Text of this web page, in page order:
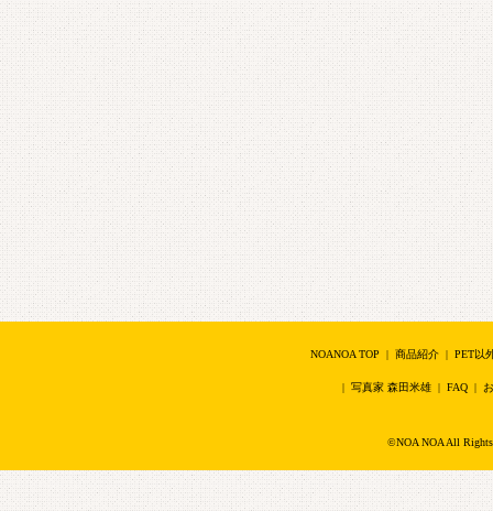
NOANOA TOP | 商品紹介| PET以
| 写真家 森田米雄 | FAQ |
©NOA NOA All